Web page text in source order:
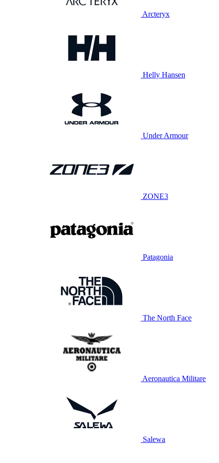
Arcteryx
Helly Hansen
Under Armour
ZONE3
Patagonia
The North Face
Aeronautica Militare
Salewa